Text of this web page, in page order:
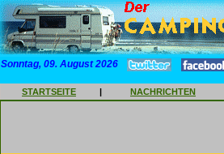
Sonntag, 09. August 2026
STARTSEITE | NACHRICHTEN